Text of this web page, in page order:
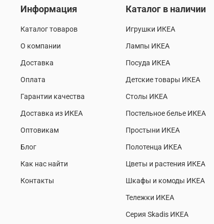
Информация
Каталог товаров
О компании
Доставка
Оплата
Гарантии качества
Доставка из ИКЕА
Оптовикам
Блог
Как нас найти
Контакты
Каталог в наличии
Игрушки ИКЕА
Лампы ИКЕА
Посуда ИКЕА
Детские товары ИКЕА
Столы ИКЕА
Постельное белье ИКЕА
Простыни ИКЕА
Полотенца ИКЕА
Цветы и растения ИКЕА
Шкафы и комоды ИКЕА
Тележки ИКЕА
Серия Skadis ИКЕА